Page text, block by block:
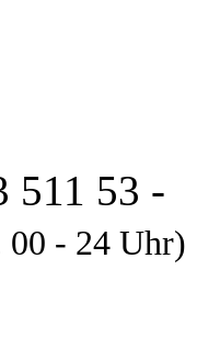
511 53 -
00 - 24 Uhr)